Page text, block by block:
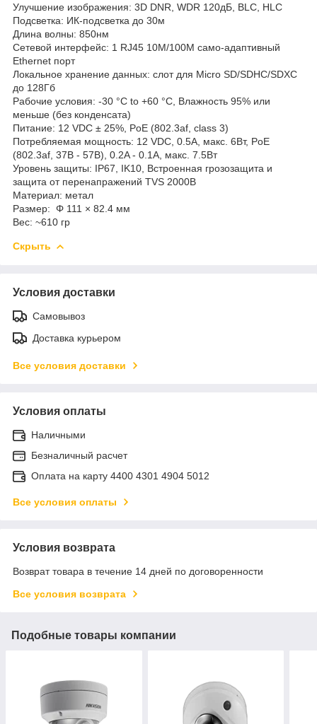
Улучшение изображения: 3D DNR, WDR 120дБ, BLC, HLC
Подсветка: ИК-подсветка до 30м
Длина волны: 850нм
Сетевой интерфейс: 1 RJ45 10M/100M само-адаптивный
Ethernet порт
Локальное хранение данных: слот для Micro SD/SDHC/SDXC
до 128Гб
Рабочие условия: -30 °C to +60 °C, Влажность 95% или
меньше (без конденсата)
Питание: 12 VDC ± 25%, PoE (802.3af, class 3)
Потребляемая мощность: 12 VDC, 0.5A, макс. 6Вт, PoE
(802.3af, 37В - 57В), 0.2A - 0.1A, макс. 7.5Вт
Уровень защиты: IP67, IK10, Встроенная грозозащита и
защита от перенапражений TVS 2000В
Материал: метал
Размер: Φ 111 × 82.4 мм
Вес: ~610 гр
Скрыть
Условия доставки
Самовывоз
Доставка курьером
Все условия доставки
Условия оплаты
Наличными
Безналичный расчет
Оплата на карту 4400 4301 4904 5012
Все условия оплаты
Условия возврата
Возврат товара в течение 14 дней по договоренности
Все условия возврата
Подобные товары компании